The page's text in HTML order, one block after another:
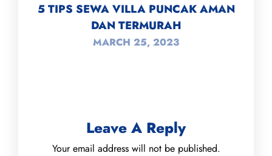
5 TIPS SEWA VILLA PUNCAK AMAN
DAN TERMURAH
MARCH 25, 2023
Leave A Reply
Your email address will not be published.